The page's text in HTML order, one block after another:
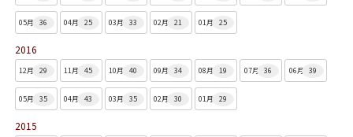
05月 36 04月 25 03月 33 02月 21 01月 25
2016
12月 29 11月 45 10月 40 09月 34 08月 19 07月 36 06月 39
05月 35 04月 43 03月 35 02月 30 01月 29
2015